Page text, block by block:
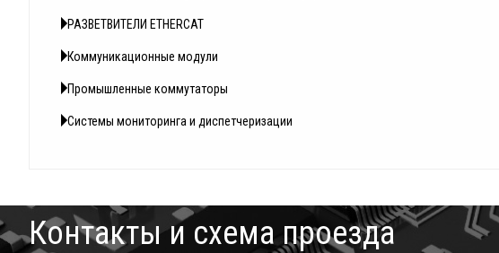
РАЗВЕТВИТЕЛИ ETHERCAT
Коммуникационные модули
Промышленные коммутаторы
Системы мониторинга и диспетчеризации
Контакты и схема проезда